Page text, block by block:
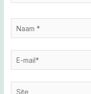
Naam
*
E-
mail*
Site